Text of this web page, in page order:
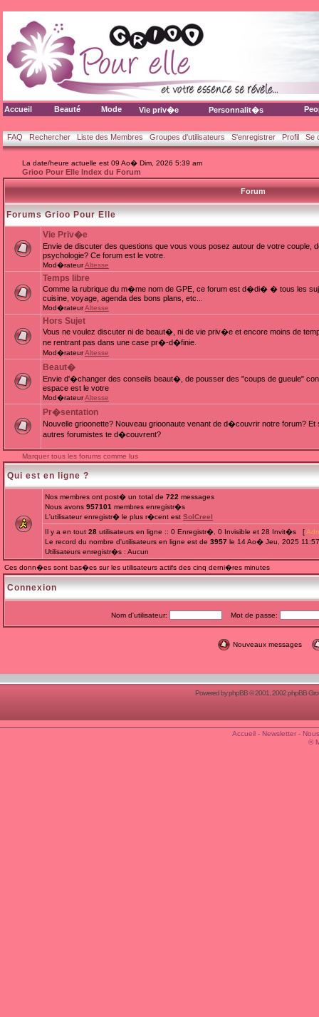
Accueil Beauté Mode Vie priv�e Personnalit�s
FAQ Rechercher Liste des Membres Groupes d'utilisateurs S'enregistrer Profil Se
La date/heure actuelle est 09 Ao� Dim, 2026 5:39 am
Grioo Pour Elle Index du Forum
Forum
Forums Grioo Pour Elle
Vie Priv�e
Envie de discuter des questions que vous vous posez autour de votre
psychologie? Ce forum est le votre.
Mod�rateurAltesse
Temps libre
Comme la rubrique du m�me nom de GPE, ce forum est d�di� � tous les
cuisine, voyage, agenda des bons plans, etc...
Mod�rateurAltesse
Hors Sujet
Vous ne voulez discuter ni de beaut�, ni de vie priv�e et encore moins de
ne rentrant pas dans une case pr�-d�finie.
Mod�rateurAltesse
Beaut�
Envie d'�changer des conseils beaut�, de pousser des "coups de gueule"
espace est le votre
Mod�rateurAltesse
Pr�sentation
Nouvelle grioonette? Nouveau grioonaute venant de d�couvrir notre forum?
autres forumistes te d�couvrent?
Marquer tous les forums comme lus
Qui est en ligne ?
Nos membres ont post� un total de 722 messages
Nous avons 957101 membres enregistr�s
L'utilisateur enregistr� le plus r�cent est SolCreel
Il y a en tout 28 utilisateurs en ligne :: 0 Enregistr�, 0 Invisible et 28 Invit�s [
Le record du nombre d'utilisateurs en ligne est de 3957 le 14 Ao� Jeu, 2025
Utilisateurs enregistr�s : Aucun
Ces donn�es sont bas�es sur les utilisateurs actifs des cinq derni�res minutes
Connexion
Nom d'utilisateur: Mot de passe:
Nouveaux messages
Powered byphpBB© 2001, 2002 phpBB
Accueil- Newsletter-
©